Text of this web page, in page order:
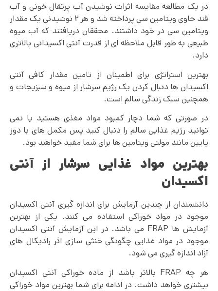
در یک مطالعه مقایسه اثرات نوشیدن آب پرتقال خونی و آب
قند حاوی ویتامین سی پرداخته شد و هر ۲ نوشیدنی یک مقدار
ویتامین سی در خود داشتند. محققان دریافتند که آب میوه
طبیعی به طور قابل ملاحظه ای از قدرت آنتی اکسیدانی بالاتری
دارد.
بهترین استراتژی برای اطمینان از تامین مقدار کافی آنتی‌
اکسیدان‌ ها دنبال کردن یک رژیم سرشار از میوه و سبزیجات و
همچنین سبک زندگی سالم است.
در صورتی که شما دچار کمبود مواد مغذی هستید یا نمی
توانید رژیم غذایی سالم را دنبال کنید پس مکمل های با دوز
پایین مانند مولتی ویتامین ها برای شما مفید خواهند بود.
بهترین مواد غذایی سرشار از آنتی
اکسیدان
دانشمندان از چندین آزمایش برای اندازه گیری آنتی اکسیدان
موجود در مواد خوراکی استفاده می کنند. یکی از بهترین
آزمایش ها FRAP می باشد. در این آزمایش آنتی اکسیدان
موجود در مواد غذایی چگونگی خنثی سازی اثر رادیکال های
آزاد اندازه گیری می شود.
هر چه FRAP بالاتر باشد از ماده خوراکی آنتی اکسیدان
بیشتری خواهد داشت. در ادامه برای شما بهترین مواد خوراکی